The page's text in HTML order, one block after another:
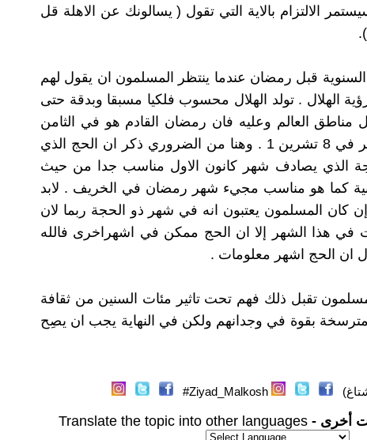
سيستمر الالتزام بالاية التي تقول ( يسالونك عن الاهلة قل
قبل رمضان عندما ينتظر المسلمون ان يقول لهم
الهلال . تولد الهلال محسوب فلكيا مسبقا وبدقة حتى
العالم وعليه فان رمضان القادم هو في الثامن
من شهر ايلول وعيد الفطر في 8 تشرين 1 . وهنا من الضروري ذكر ان الحج الذي
الذي يصادف شهر كانون الاول مناسب جدا من حيث
كما هو مناسب مجيء شهر رمضان في الخريف . لابد
كان المسلمون يعتبون انه في شهر ذو الحجة ربما لان
في هذا الشهر إلا ان الحج ممكن في اشهراخرى فالله
ان الحج اشهر معلومات .
تقبل ذلك فهم تحت تاثير مئات السنين من ثقافة
بقوة في وجدانهم ولكن في النهاية يجب ان يصِح
Ziyad_Malkosh#
أخرى - Translate the topic into other languages